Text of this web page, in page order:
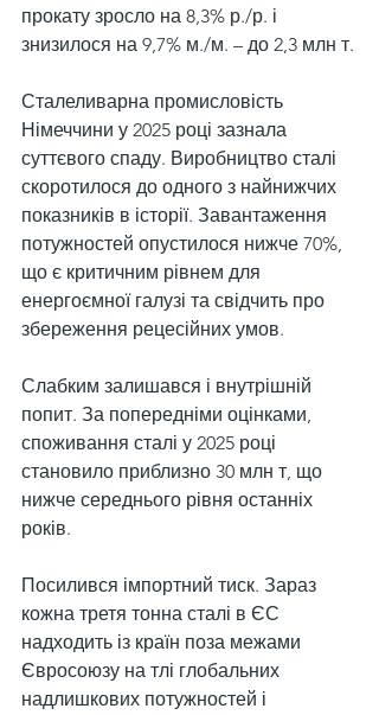
прокату зросло на 8,3% р./р. і
знизилося на 9,7% м./м. – до 2,3 млн т.
Сталеливарна промисловість
Німеччини у 2025 році зазнала
суттєвого спаду. Виробництво сталі
скоротилося до одного з найнижчих
показників в історії. Завантаження
потужностей опустилося нижче 70%,
що є критичним рівнем для
енергоємної галузі та свідчить про
збереження рецесійних умов.
Слабким залишався і внутрішній
попит. За попередніми оцінками,
споживання сталі у 2025 році
становило приблизно 30 млн т, що
нижче середнього рівня останніх
років.
Посилився імпортний тиск. Зараз
кожна третя тонна сталі в ЄС
надходить із країн поза межами
Євросоюзу на тлі глобальних
надлишкових потужностей і